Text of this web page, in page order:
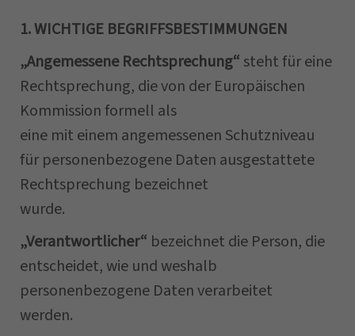
1. WICHTIGE BEGRIFFSBESTIMMUNGEN
„Angemessene Rechtsprechung“ steht für eine
Rechtsprechung, die von der Europäischen
Kommission formell als
eine mit einem angemessenen Schutzniveau
für personenbezogene Daten ausgestattete
Rechtsprechung bezeichnet
wurde.
„Verantwortlicher“ bezeichnet die Person, die
entscheidet, wie und weshalb
personenbezogene Daten verarbeitet
werden.